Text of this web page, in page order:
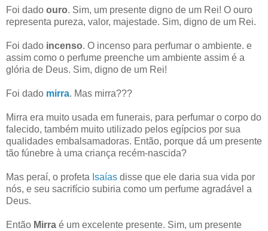
Foi dado ouro. Sim, um presente digno de um Rei! O ouro
representa pureza, valor, majestade. Sim, digno de um Rei.
Foi dado incenso. O incenso para perfumar o ambiente. e
assim como o perfume preenche um ambiente assim é a
glória de Deus. Sim, digno de um Rei!
Foi dado mirra. Mas mirra???
Mirra era muito usada em funerais, para perfumar o corpo do
falecido, também muito utilizado pelos egípcios por sua
qualidades embalsamadoras. Então, porque dá um presente
tão fúnebre à uma criança recém-nascida?
Mas peraí, o profeta Isaías disse que ele daria sua vida por
nós, e seu sacrifício subiria como um perfume agradável a
Deus.
Então Mirra é um excelente presente. Sim, um presente